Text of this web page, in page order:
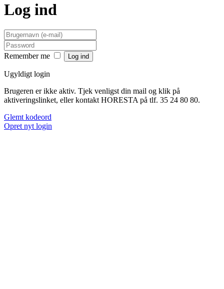
Log ind
Remember me
Ugyldigt login
Brugeren er ikke aktiv. Tjek venligst din mail og klik på
aktiveringslinket, eller kontakt HORESTA på tlf. 35 24 80 80.
Glemt kodeord
Opret nyt login